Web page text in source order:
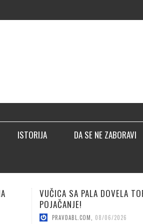
▣
ISTORIJA DA SE NE ZABORAVI
LUČIĆ: BIĆEMO BOLJI NEGO
SEZONE!
PRAVDABL.COM 08/04/2026